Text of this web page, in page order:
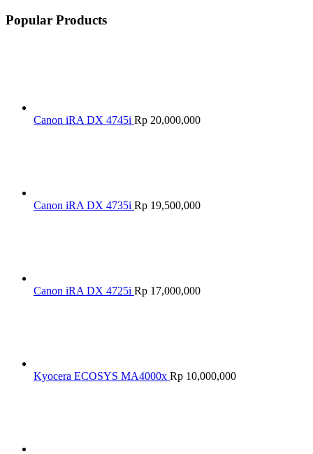
Popular Products
Canon iRA DX 4745i Rp 20,000,000
Canon iRA DX 4735i Rp 19,500,000
Canon iRA DX 4725i Rp 17,000,000
Kyocera ECOSYS MA4000x Rp 10,000,000